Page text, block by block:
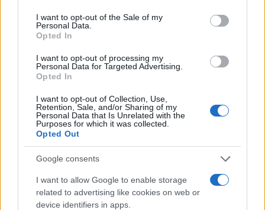
I want to opt-out of the Sale of my
Personal Data.
Opted In
I want to opt-out of processing my
Personal Data for Targeted Advertising.
Opted In
I want to opt-out of Collection, Use,
Retention, Sale, and/or Sharing of my
Personal Data that Is Unrelated with the
Purposes for which it was collected.
Opted Out
Google consents
I want to allow Google to enable storage
related to advertising like cookies on web or
device identifiers in apps.
#bol
#zdravstveni problemi
#doktorica #razlozi